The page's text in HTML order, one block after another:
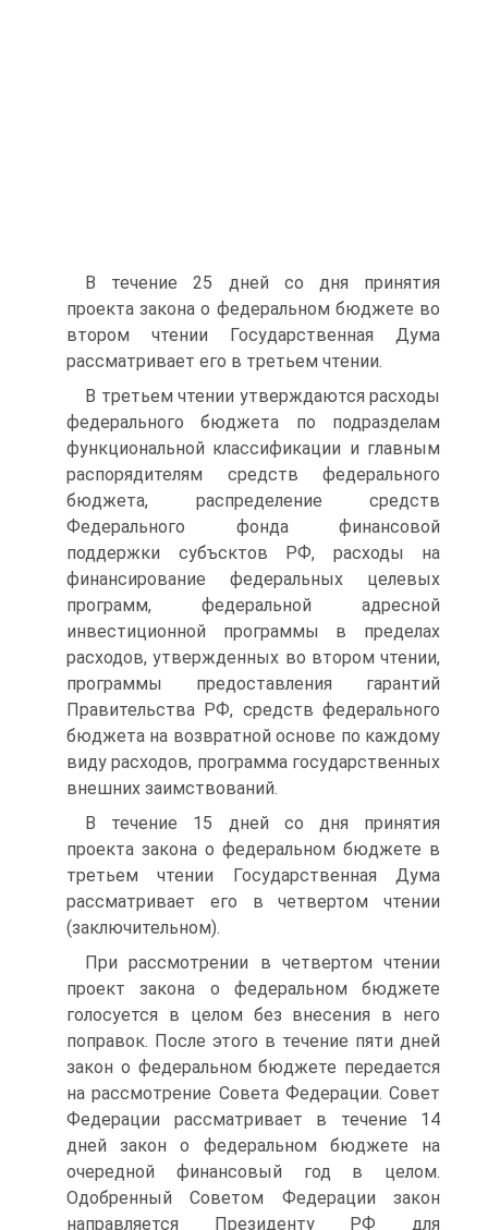
В течение 25 дней со дня принятия
проекта закона о федераль­ном бюджете во
втором чтении Государственная Дума
рассматрива­ет его в третьем чтении.
В третьем чтении утверждаются расходы
федерального бюджета по подразделам
функциональной классификации и главным
распо­рядителям средств федерального
бюджета, распределение средств
Федерального фонда финансовой
поддержки субъсктов РФ, расхо­ды на
финансирование федеральных целевых
программ, федераль­ной адресной
инвестиционной программы в пределах
расходов, ут­вержденных во втором чтении,
программы предоставления гаран­тий
Правительства РФ, средств федерального
бюджета на возврат­ной основе по каждому
виду расходов, программа государственных
внешних заимствований.
В течение 15 дней со дня принятия
проекта закона о федераль­ном бюджете в
третьем чтении Государственная Дума
рассматрива­ет его в четвертом чтении
(заключительном).
При рассмотрении в четвертом чтении
проект закона о федераль­ном бюджете
голосуется в целом без внесения в него
поправок. После этого в течение пяти дней
закон о федеральном бюджете передается
на рассмотрение Совета Федерации. Совет
Федерации рассматривает в течение 14
дней закон о федеральном бюджете на
очередной финансо­вый год в целом.
Одобренный Советом Федерации закон
направляется Президенту РФ для